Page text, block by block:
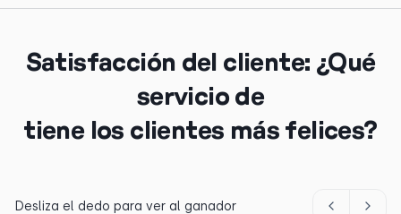
Satisfacción del cliente: ¿Qué
servicio de
tiene los clientes más felices?
Desliza el dedo para ver al ganador